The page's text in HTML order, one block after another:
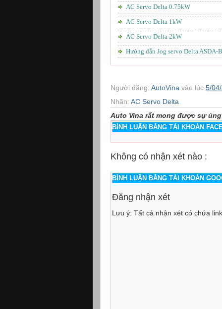
AC Servo Delta 0.75kW
AC Servo Delta 1kW
AC Servo Delta 2kW
Hướng dẫn Jog servo Delta ASDA-
Người đăng: AutoVina vào lúc 5/
Nhãn: AC Servo Delta
Auto Vina rất mong được sự
BÌNH LUẬN BẰNG TÀI KHOẢN
Không có nhận xét nào :
BÌNH LUẬN BẰNG TÀI KHOẢN
Đăng nhận xét
Lưu ý: Tất cả nhận xét có chứa